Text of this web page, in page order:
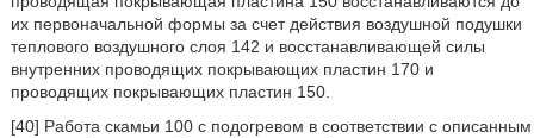
их первоначальной формы за счет действия воздушной подушки
теплового воздушного слоя 142 и восстанавливающей силы
внутренних проводящих покрывающих пластин 170 и
проводящих покрывающих пластин 150.
[40] Работа скамьи 100 с подогревом в соответствии с описанным